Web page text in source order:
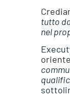
tutto
nel